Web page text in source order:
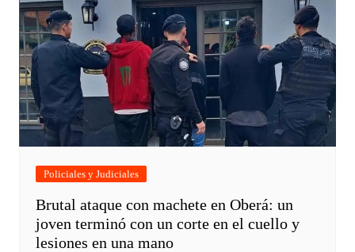
Policiales y Judiciales
Brutal ataque con machete en Oberá: un
joven terminó con un corte en el cuello y
lesiones en una mano